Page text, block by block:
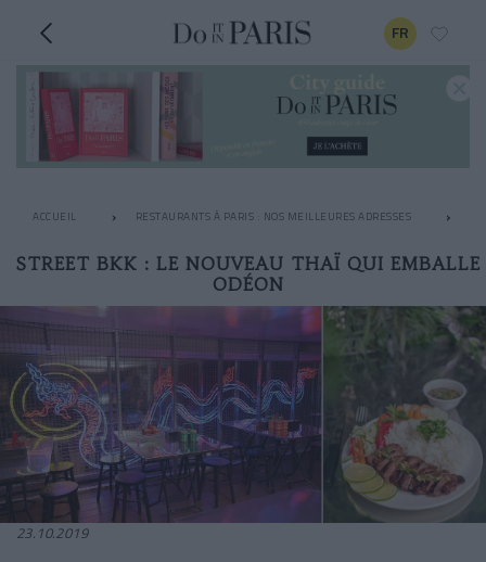
FR
ACCUEIL RESTAURANTS À PARIS : NOS MEILLEURES ADRESSES
STREET BKK : LE NOUVEAU THAÏ QUI EMBALLE
ODÉON
23.10.2019